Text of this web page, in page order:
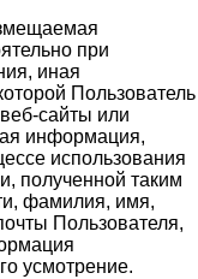
при
иная
Пользователь
сайты или
информация,
использования
полученной таким
фамилия, имя,
Пользователя,
усмотрение.